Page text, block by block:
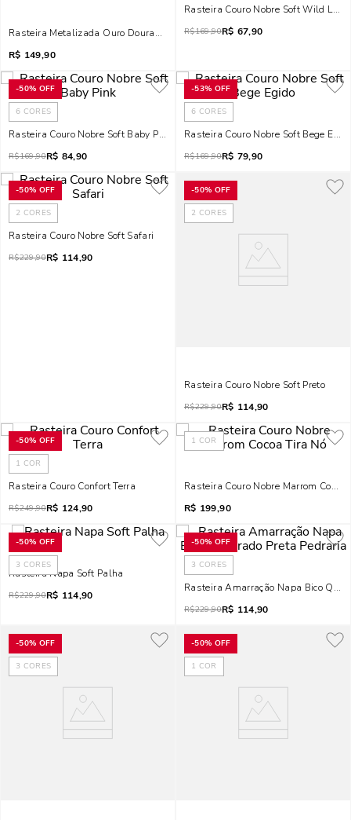
Rasteira Metalizada Ouro Dourada Bico Quadrado
R$ 149,90
Rasteira Couro Nobre Soft Wild Lime
R$169,90R$ 67,90
-50% OFF
6 CORES
Rasteira Couro Nobre Soft Baby Pink
R$169,90R$ 84,90
-53% OFF
6 CORES
Rasteira Couro Nobre Soft Bege
R$169,90R$ 79,90
-50% OFF
2 CORES
Rasteira Couro Nobre Soft Safari
R$229,90R$ 114,90
-50% OFF
2 CORES
Rasteira Couro Nobre Soft Preto
R$229,90R$ 114,90
-50% OFF
1 COR
Rasteira Couro Confort Terra
R$249,90R$ 124,90
1 COR
Rasteira Couro Nobre Marrom Cocoa
R$ 199,90
-50% OFF
3 CORES
Rasteira Napa Soft Palha
R$229,90R$ 114,90
-50% OFF
3 CORES
Rasteira Amarração Napa Bico
R$229,90R$ 114,90
-50% OFF
3 CORES
-50% OFF
1 COR